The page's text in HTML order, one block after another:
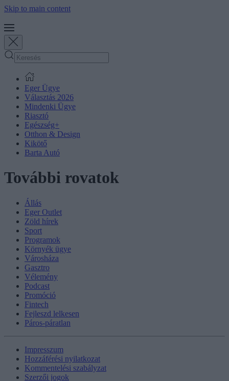
Skip to main content
Eger Ügye
Választás 2026
Mindenki Ügye
Riasztó
Egészség+
Otthon & Design
Kikötő
Barta Autó
További rovatok
Állás
Eger Outlet
Zöld hírek
Sport
Programok
Környék ügye
Városháza
Gasztro
Vélemény
Podcast
Promóció
Fintech
Fejleszd lelkesen
Páros-páratlan
Impresszum
Hozzáférési nyilatkozat
Kommentelési szabályzat
Szerzői jogok